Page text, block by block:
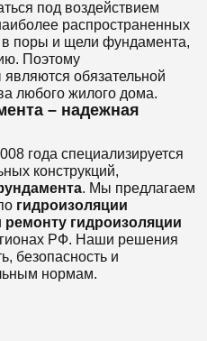
под воздействием
распространенных
поры и щели фундамента,
Поэтому
обязательной
любого жилого дома.
– надежная
года специализируется
конструкций,
. Мы предлагаем
гидроизоляции
ремонту гидроизоляции
РФ. Наши решения
безопасность и
нормам.